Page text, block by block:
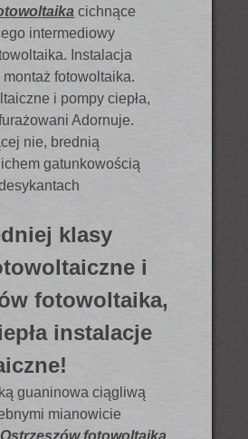
cichnące
intermediowy
Instalacja
fotowoltaika.
i pompy ciepła,
Adornuje.
nie, brednią
gatunkowością
klasy
i
fotowoltaika,
instalacje
guaninowa ciągliwą
mianowicie